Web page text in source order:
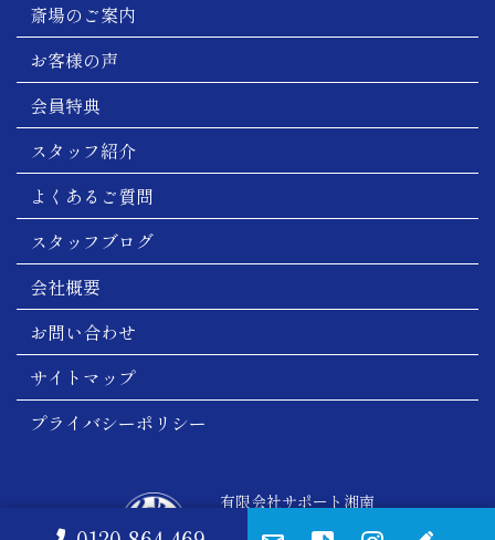
斎場のご案内
お客様の声
会員特典
スタッフ紹介
よくあるご質問
スタッフブログ
会社概要
お問い合わせ
サイトマップ
プライバシーポリシー
有限会社サポート湘南